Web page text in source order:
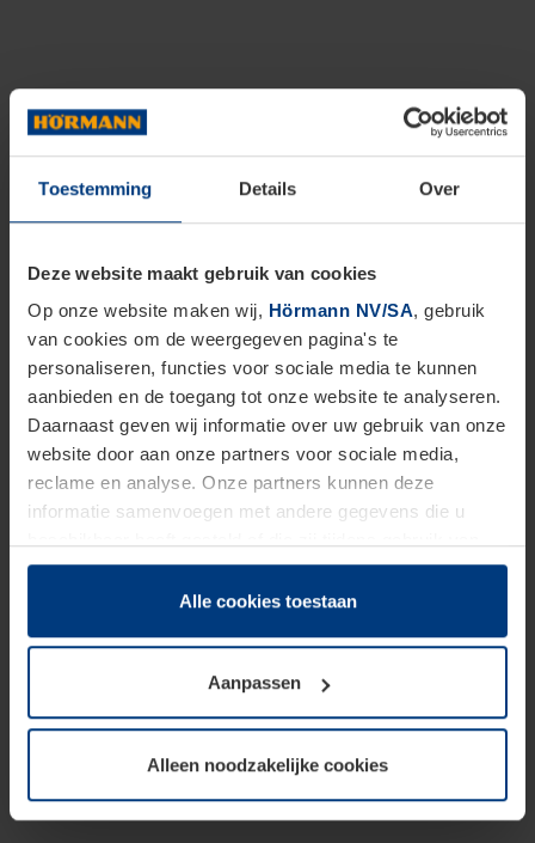
Toestemming Details Over
Deze website maakt gebruik van cookies
Op onze website maken wij, Hörmann NV/SA, gebruik
van cookies om de weergegeven pagina's te
personaliseren, functies voor sociale media te kunnen
aanbieden en de toegang tot onze website te analyseren.
Daarnaast geven wij informatie over uw gebruik van onze
website door aan onze partners voor sociale media,
reclame en analyse. Onze partners kunnen deze
informatie samenvoegen met andere gegevens die u
hun diensten hebben verzameld.
Juridisch hebben wij het recht om cookies op uw
van deze pagina's absoluut vereist is. Voor alle andere
soorten cookies is uw toestemming benodigd. Uw
toestemming kunt u op elk moment bij de uitleg van de
wijzigen of herroepen.
Alle cookies toestaan
Aanpassen
Alleen noodzakelijke cookies